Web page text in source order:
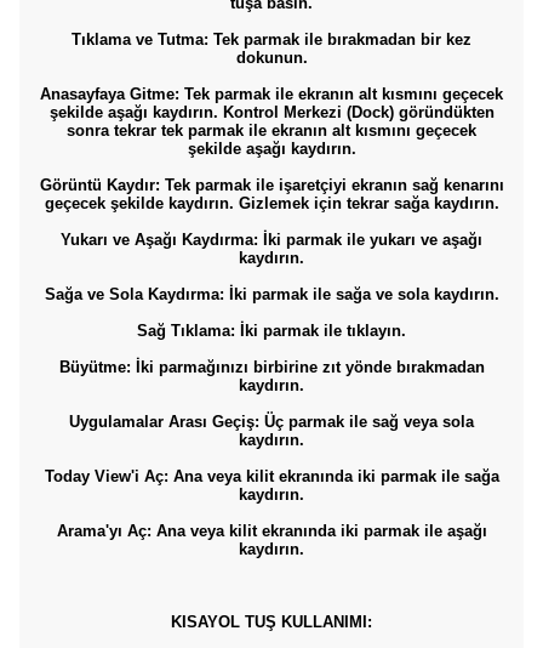
Tıklama ve Tutma: Tek parmak ile bırakmadan bir kez
dokunun.
Anasayfaya Gitme: Tek parmak ile ekranın alt kısmını geçecek
şekilde aşağı kaydırın. Kontrol Merkezi (Dock) göründükten
sonra tekrar tek parmak ile ekranın alt kısmını geçecek
şekilde aşağı kaydırın.
Görüntü Kaydır: Tek parmak ile işaretçiyi ekranın sağ kenarını
geçecek şekilde kaydırın. Gizlemek için tekrar sağa kaydırın.
Yukarı ve Aşağı Kaydırma: İki parmak ile yukarı ve aşağı
kaydırın.
Sağa ve Sola Kaydırma: İki parmak ile sağa ve sola kaydırın.
Sağ Tıklama: İki parmak ile tıklayın.
Büyütme: İki parmağınızı birbirine zıt yönde bırakmadan
kaydırın.
Uygulamalar Arası Geçiş: Üç parmak ile sağ veya sola
kaydırın.
Today View'i Aç: Ana veya kilit ekranında iki parmak ile sağa
kaydırın.
Arama'yı Aç: Ana veya kilit ekranında iki parmak ile aşağı
kaydırın.
KISAYOL TUŞ KULLANIMI: